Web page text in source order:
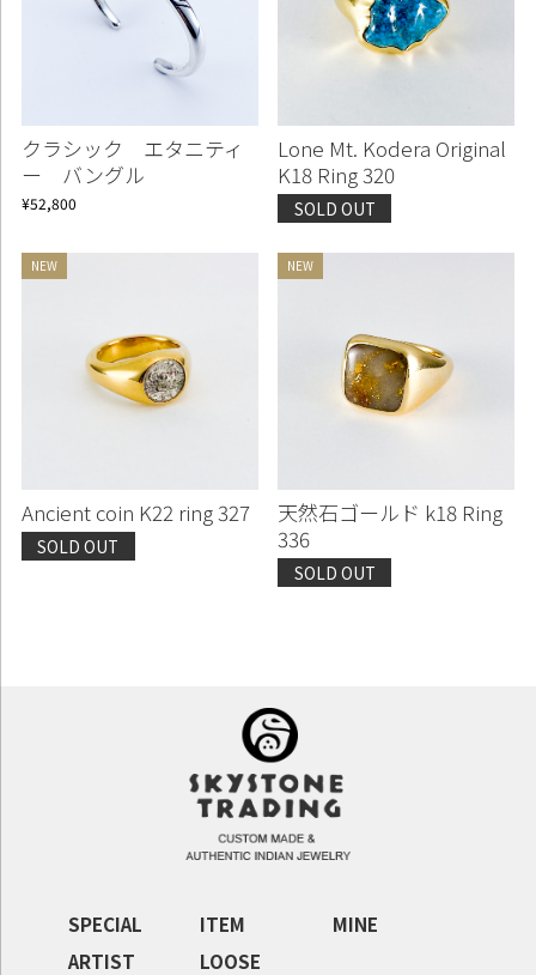
クラシック エタニティ
ー バングル
¥52,800
Lone Mt. Kodera Original
K18 Ring 320
SOLD OUT
Ancient coin K22 ring 327
SOLD OUT
天然石ゴールド k18 Ring
336
SOLD OUT
SPECIAL ITEM
MINE
ARTIST
LOOSE